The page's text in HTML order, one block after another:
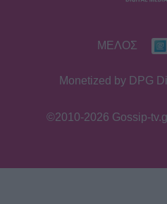
ΜΕΛΟΣ
Monetized by DPG
©2010-2026 Gossip-